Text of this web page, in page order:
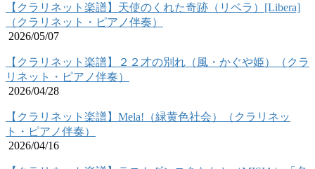
【クラリネット楽譜】天使のくれた奇跡（リベラ）[Libera]
（クラリネット・ピアノ伴奏）
2026/05/07
【クラリネット楽譜】２２才の別れ（風・かぐや姫）（クラ
リネット・ピアノ伴奏）
2026/04/28
【クラリネット楽譜】Mela!（緑黄色社会）（クラリネッ
ト・ピアノ伴奏）
2026/04/16